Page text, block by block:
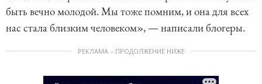
быть вечно молодой. Мы тоже помним, и она для всех
нас стала близким человеком», — написали блогеры.
РЕКЛАМА – ПРОДОЛЖЕНИЕ НИЖЕ